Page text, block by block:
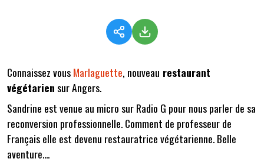
Connaissez vousMarlaguette, nouveau restaurant
végétariensur Angers.
Sandrine est venue au micro sur Radio G pour nous parler de sa
reconversion professionnelle. Comment de professeur de
Français elle est devenu restauratrice végétarienne. Belle
aventure....